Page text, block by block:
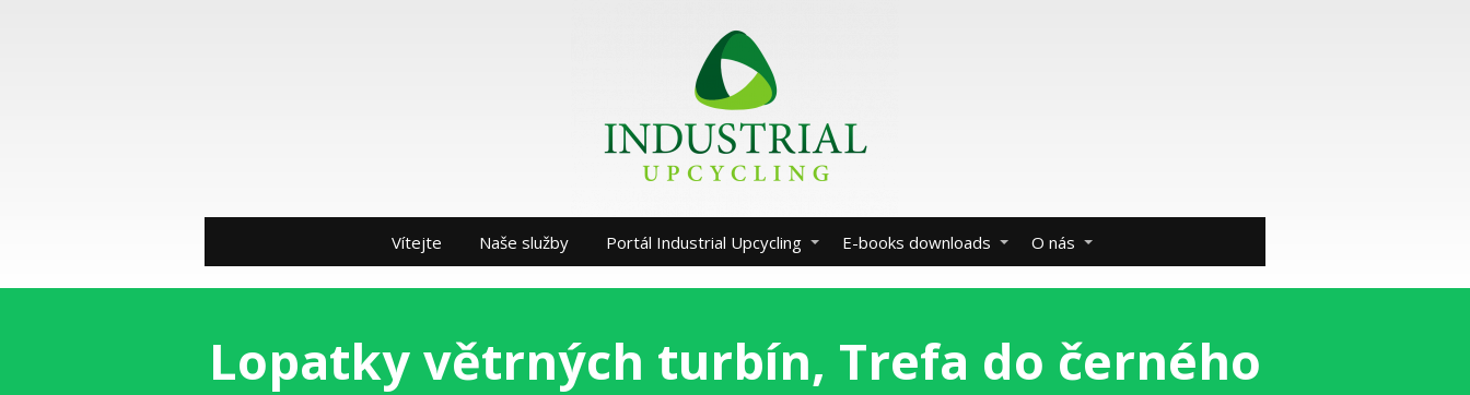
Vítejte Naše služby Portál Industrial Upcycling E-books downloads O nás
Lopatky větrných turbín, Trefa do černého